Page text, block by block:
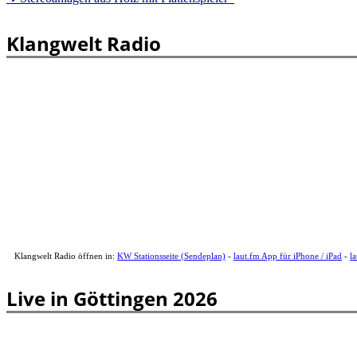
Klangwelt Radio
Klangwelt Radio öffnen in: KW Stationsseite (Sendeplan) - laut.fm App für iPhone / iPad -
Live in Göttingen 2026